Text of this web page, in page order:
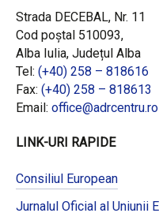
Strada DECEBAL, Nr. 11
Cod poștal 510093,
Alba Iulia, Județul Alba
Tel: (+40) 258 – 818616
Fax: (+40) 258 – 818613
Email: office@adrcentru.ro
LINK-URI RAPIDE
Consiliul European
Jurnalul Oficial al Uniunii